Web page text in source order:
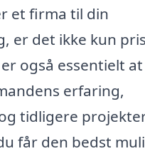
et firma til din
er det ikke kun
også essentielt at
erfaring,
tidligere
får den bedst